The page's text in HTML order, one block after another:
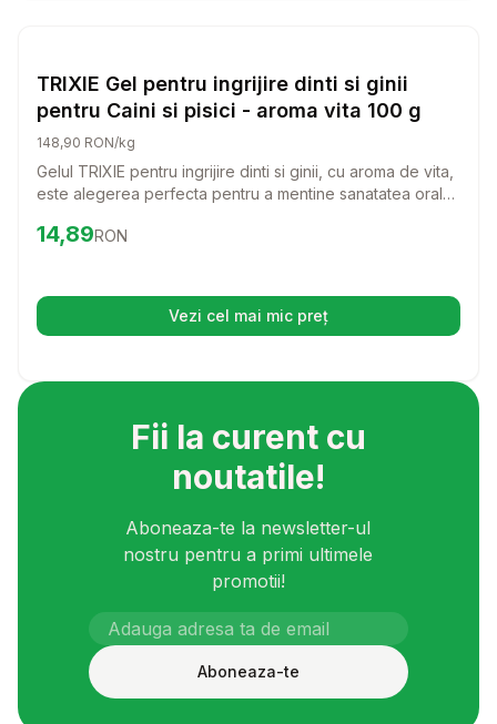
TRIXIE Gel pentru ingrijire dinti si ginii
pentru Caini si pisici - aroma vita 100 g
148,90 RON/kg
Gelul TRIXIE pentru ingrijire dinti si ginii, cu aroma de vita,
este alegerea perfecta pentru a mentine sanatatea orala
face ingrijirea dintilor o experienta placuta si usoara, atat
Preț:14.89
14,89RON
Vezi cel mai mic preț(se deschide într-o filă nouă)
Fii la curent cu
noutatile!
Aboneaza-te la newsletter-ul
nostru pentru a primi ultimele
promotii!
Aboneaza-te